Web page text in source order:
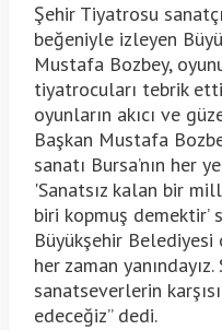
Şehir Tiyatrosu
beğeniyle izleyen
Mustafa Bozbey,
tiyatrocuları tebrik
oyunların akıcı ve
Başkan Mustafa
sanatı Bursa’nın her
'Sanatsız kalan bir
biri kopmuş demektir’
Büyükşehir Belediyesi
her zaman
sanatseverlerin
edeceğiz” dedi.